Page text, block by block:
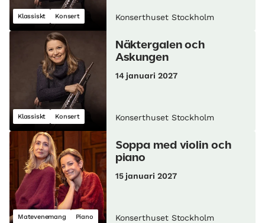
Klassiskt Konsert Konserthuset Stockholm
Klassiskt Konsert
Näktergalen och
Askungen
14 januari 2027
Konserthuset Stockholm
Matevenemang Piano
Soppa med violin och
piano
15 januari 2027
Konserthuset Stockholm